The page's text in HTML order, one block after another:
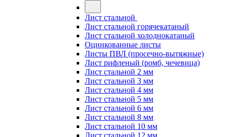
Лист стальной
Лист стальной горячекатаный
Лист стальной холоднокатаный
Оцинкованные листы
Листы ПВЛ (просечно-вытяжные)
Лист рифленый (ромб, чечевица)
Лист стальной 2 мм
Лист стальной 3 мм
Лист стальной 4 мм
Лист стальной 5 мм
Лист стальной 6 мм
Лист стальной 8 мм
Лист стальной 10 мм
Лист стальной 12 мм